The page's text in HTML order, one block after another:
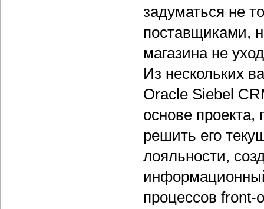
задуматься не
поставщиками,
магазина не
Из нескольких
Oracle Siebel
основе проекта,
решить его
лояльности,
процессов front-